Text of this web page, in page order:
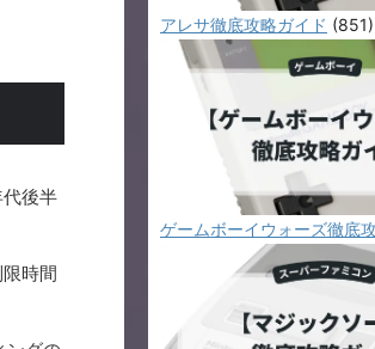
後半
時間
アレサ徹底攻略ガイド (851)
ゲームボーイウォーズ徹底